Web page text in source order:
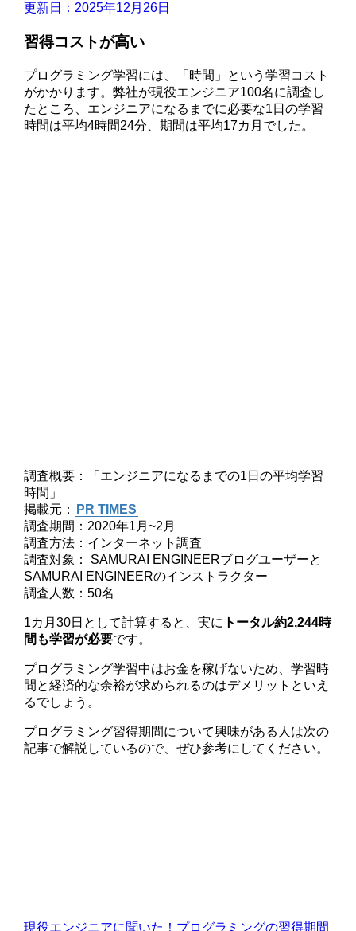
更新日：2025年12月26日
習得コストが高い
プログラミング学習には、「時間」という学習コスト
がかかります。弊社が現役エンジニア100名に調査し
たところ、エンジニアになるまでに必要な1日の学習
時間は平均4時間24分、期間は平均17カ月でした。
調査概要：「エンジニアになるまでの1日の平均学習
時間」
掲載元：
PR TIMES
調査期間：2020年1月~2月
調査方法：インターネット調査
調査対象： SAMURAI ENGINEERブログユーザーと
SAMURAI ENGINEERのインストラクター
調査人数：50名
1カ月30日として計算すると、実に トータル約2,244時
間も学習が必要です。
プログラミング学習中はお金を稼げないため、学習時
間と経済的な余裕が求められるのはデメリットといえ
るでしょう。
プログラミング習得期間について興味がある人は次の
記事で解説しているので、ぜひ参考にしてください。
現役エンジニアに聞いた！プログラミングの習得期間